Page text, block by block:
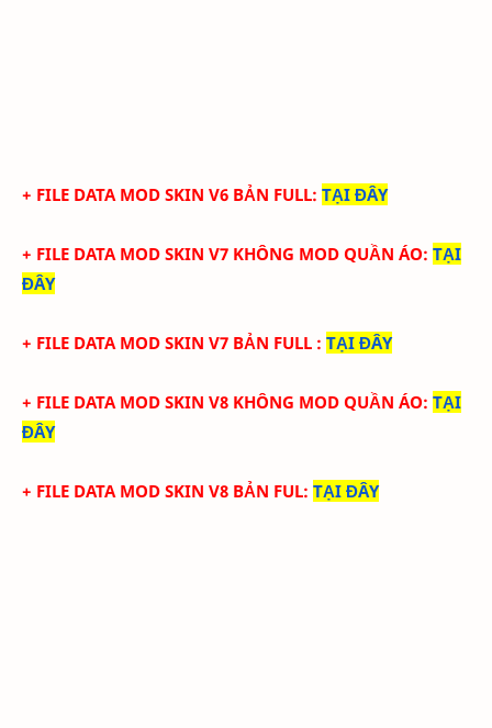
+ FILE DATA MOD SKIN V6 BẢN FULL: TẠI ĐÂY
+ FILE DATA MOD SKIN V7 KHÔNG MOD QUẦN ÁO: TẠI
ĐÂY
+ FILE DATA MOD SKIN V7 BẢN FULL : TẠI ĐÂY
+ FILE DATA MOD SKIN V8 KHÔNG MOD QUẦN ÁO: TẠI
ĐÂY
+ FILE DATA MOD SKIN V8 BẢN FUL: TẠI ĐÂY